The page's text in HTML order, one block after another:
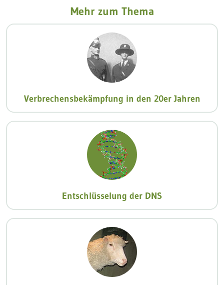
Mehr zum Thema
Verbrechensbekämpfung in den 20er Jahren
Entschlüsselung der DNS